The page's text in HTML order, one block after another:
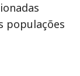
populações